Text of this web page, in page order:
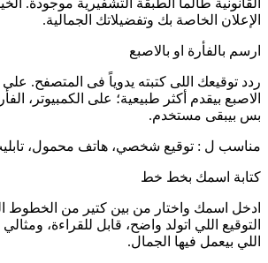
الإعلان الخاصة بك وتفضيلاتك الجمالية.
ارسم بالفأرة او بالاصبع
ردد توقيعك اللى كتبته يدوياً فى المتصفح.
الاصبع بيقدم أكثر طبيعية؛ على الكمبيوتر،
بس بيبقى مستخدم.
مناسب ل : توقيع شخصي، هاتف محمول،
كتابة اسمك بخط خط
ادخل اسمك واختار من بين كتير من الخطوط
التوقيع اللي اتولد واضح، قابل للقراءة،
اللي بيعمل فيها الجمال.